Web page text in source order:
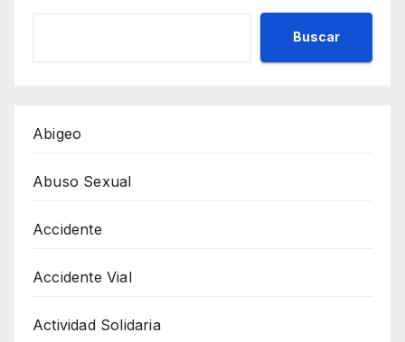
Buscar
Abigeo
Abuso Sexual
Accidente
Accidente Vial
Actividad Solidaria